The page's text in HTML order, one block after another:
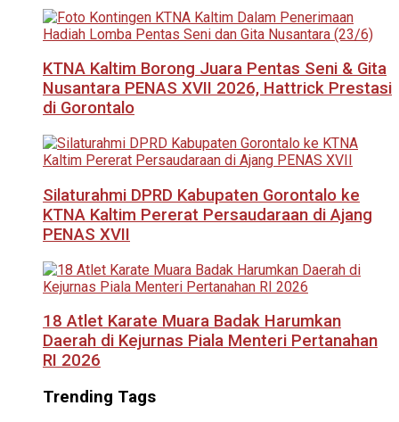
KTNA Kaltim Borong Juara Pentas Seni & Gita
Nusantara PENAS XVII 2026, Hattrick Prestasi
di Gorontalo
Silaturahmi DPRD Kabupaten Gorontalo ke
KTNA Kaltim Pererat Persaudaraan di Ajang
PENAS XVII
18 Atlet Karate Muara Badak Harumkan
Daerah di Kejurnas Piala Menteri Pertanahan
RI 2026
Trending Tags